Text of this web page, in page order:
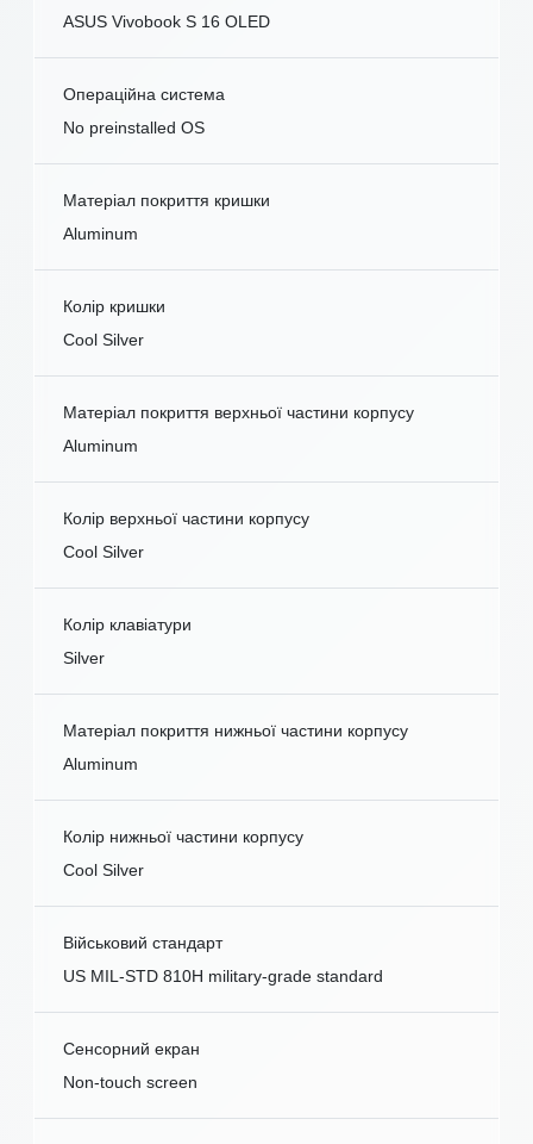
ASUS Vivobook S 16 OLED
Операційна система
No preinstalled OS
Матеріал покриття кришки
Aluminum
Колір кришки
Cool Silver
Матеріал покриття верхньої частини корпусу
Aluminum
Колір верхньої частини корпусу
Cool Silver
Колір клавіатури
Silver
Матеріал покриття нижньої частини корпусу
Aluminum
Колір нижньої частини корпусу
Cool Silver
Військовий стандарт
US MIL-STD 810H military-grade standard
Сенсорний екран
Non-touch screen